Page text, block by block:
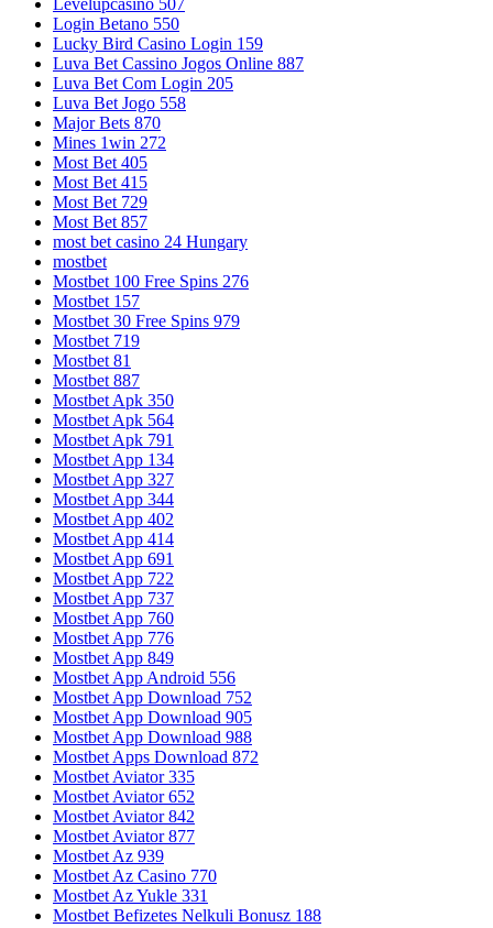
Levelupcasino 507
Login Betano 550
Lucky Bird Casino Login 159
Luva Bet Cassino Jogos Online 887
Luva Bet Com Login 205
Luva Bet Jogo 558
Major Bets 870
Mines 1win 272
Most Bet 405
Most Bet 415
Most Bet 729
Most Bet 857
most bet casino 24 Hungary
mostbet
Mostbet 100 Free Spins 276
Mostbet 157
Mostbet 30 Free Spins 979
Mostbet 719
Mostbet 81
Mostbet 887
Mostbet Apk 350
Mostbet Apk 564
Mostbet Apk 791
Mostbet App 134
Mostbet App 327
Mostbet App 344
Mostbet App 402
Mostbet App 414
Mostbet App 691
Mostbet App 722
Mostbet App 737
Mostbet App 760
Mostbet App 776
Mostbet App 849
Mostbet App Android 556
Mostbet App Download 752
Mostbet App Download 905
Mostbet App Download 988
Mostbet Apps Download 872
Mostbet Aviator 335
Mostbet Aviator 652
Mostbet Aviator 842
Mostbet Aviator 877
Mostbet Az 939
Mostbet Az Casino 770
Mostbet Az Yukle 331
Mostbet Befizetes Nelkuli Bonusz 188